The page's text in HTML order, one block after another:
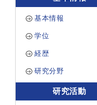
基本情報
学位
経歴
研究分野
研究活動